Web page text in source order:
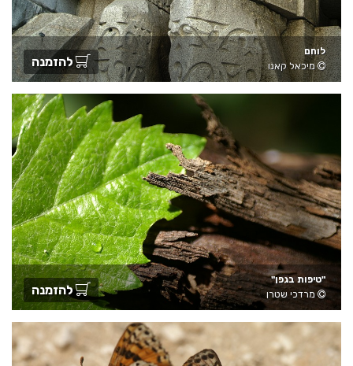
לוחם
מיכאל קאנו
להזמנה
"טיפות בגפן"
מרדכי שטרן
להזמנה